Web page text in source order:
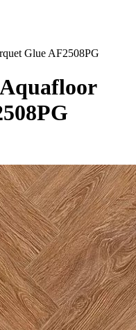
Glue AF2508PG